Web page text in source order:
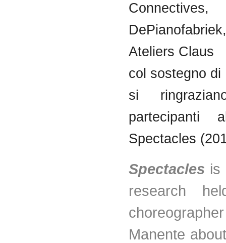
Ateliers Claus
col sostegno di
si
partecipanti
Spectacles
Spectacles is
research
Manente